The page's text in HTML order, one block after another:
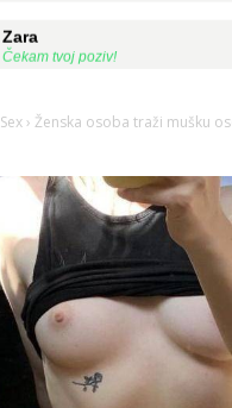
Čekam tvoj poziv!
064/677-677
- Kod: #142
tel:0,93€ - mob:1,12€ min
Liliana
Razgovaram :)
Tel:064/677-677
tel:0,93€ - mob:1,12€ min
Obavijesti me kada se oslobodi
Sex › Ženska osoba traži mušku